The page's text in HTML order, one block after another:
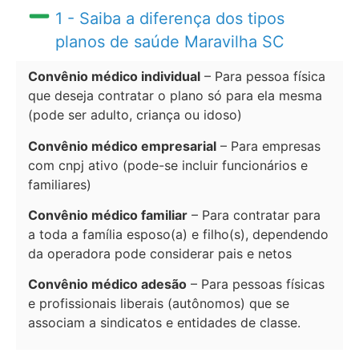
1 - Saiba a diferença dos tipos
planos de saúde Maravilha SC
Convênio médico individual – Para pessoa física
que deseja contratar o plano só para ela mesma
(pode ser adulto, criança ou idoso)
Convênio médico empresarial – Para empresas
com cnpj ativo (pode-se incluir funcionários e
familiares)
Convênio médico familiar – Para contratar para
a toda a família esposo(a) e filho(s), dependendo
da operadora pode considerar pais e netos
Convênio médico adesão – Para pessoas físicas
e profissionais liberais (autônomos) que se
associam a sindicatos e entidades de classe.